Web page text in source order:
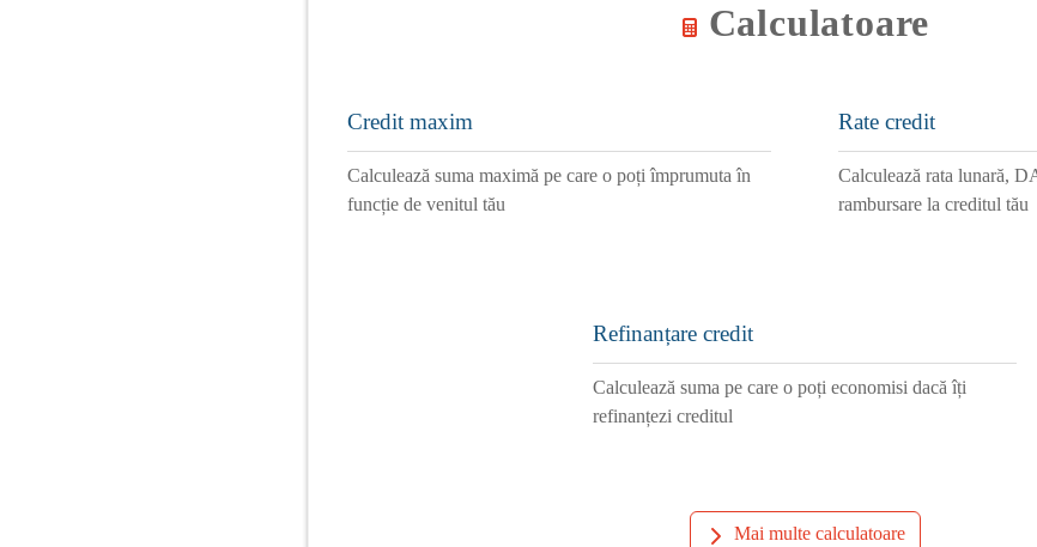
Calculatoare
Credit maxim
Calculează suma maximă pe care o poți împrumuta în
funcție de venitul tău
Rate credit
Calculează rata lunară,
rambursare la creditul tău
Refinanțare credit
Calculează suma pe care o poți economisi dacă îți
refinanțezi creditul
Mai multe calculatoare